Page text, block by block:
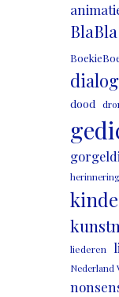
BlaBla
dood
liederen
Nederland